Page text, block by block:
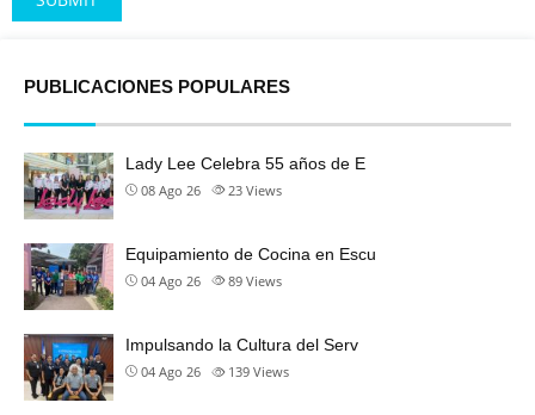
PUBLICACIONES POPULARES
Lady Lee Celebra 55 años de E
08 Ago 26 23 Views
Equipamiento de Cocina en Escu
04 Ago 26 89 Views
Impulsando la Cultura del Serv
04 Ago 26 139 Views